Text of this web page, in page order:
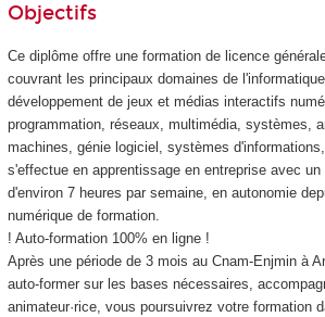
Objectifs
Ce diplôme offre une formation de licence
couvrant les principaux domaines de
développement de jeux et médias interactifs
programmation, réseaux, multimédia, systèmes,
machines, génie logiciel, systèmes
s'effectue en apprentissage en entreprise avec
d'environ 7 heures par semaine, en autonomie
numérique de formation.
! Auto-formation 100% en ligne !
Après une période de 3 mois au Cnam-Enjmin à
auto-former sur les bases nécessaires,
animateur·rice, vous poursuivrez votre formation